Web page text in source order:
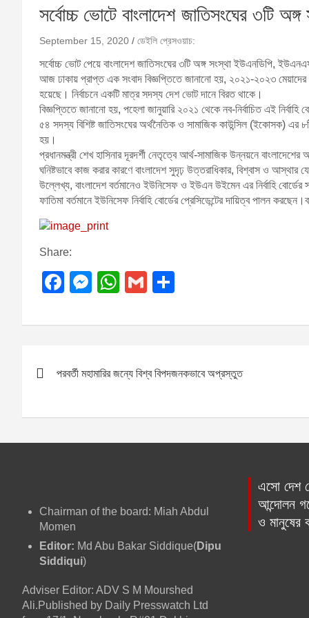
সর্বোচ্চ ভোটে বাংলাদেশ জাতিসংঘের ৩টি অঙ্গ
September 15, 2020 ডেইলি প্রেসওয়াচ:
সর্বোচ্চ ভোট পেয়ে বাংলাদেশ জাতিসংঘের ৩টি অঙ্গ সংস্থা ইউএনডিপি,
আজ ঢাকায় প্রাপ্ত এক সংবাদ বিজ্ঞপ্তিতে জানানো হয়, ২০২১-২০২৩ মেয়াদের
হয়েছে। নির্বাচনে একটি মাত্র সদস্য দেশ ভোট দানে বিরত থাকে।
বিজ্ঞপ্তিতে জানানো হয়, পহেলা জানুয়ারি ২০২১ থেকে নব-নির্বাচিত এই
৫৪ সদস্য বিশিষ্ট জাতিসংঘের অর্থনৈতিক ও সামাজিক কাউন্সিল (ইকোসক) এর
হয়।
প্রধানমন্ত্রী শেখ হাসিনার দূরদর্শী নেতৃত্বে আর্থ-সামাজিক উন্নয়নে
ঘনিষ্টভাবে কাজ করার কারণে বাংলাদেশ সুদৃঢ় উত্তরাধিকার, বিশ্বাস ও আস্থার
উল্লেখ্য, বাংলাদেশ বর্তমানেও ইউনিসেফ ও ইউএন উইমেন এর নির্বাহি বোর্ডের
ফাতিমা বর্তমানে ইউনিসেফ নির্বাহি বোর্ডের প্রেসিডেন্টের দায়িত্ব পালন
Share:
F
c
b
o
k
M
ss
n
er
W
at
A
p
G
ail ar
s
t
g
পরবর্তী মহামারির জন্যে বিশ্ব বিপদজনকভাবে অপ্রস্তুত
Chairman of the board: Miah Abdul
Momen
Editor: Md Abu Bakar Siddique(Dipu
Siddiqui)
Adviser Editor: ADV S M Mourshed
Ali.Published by Daily Presswatch Ltd
এসো দেশ
আন্দোলন
ও মানুষের